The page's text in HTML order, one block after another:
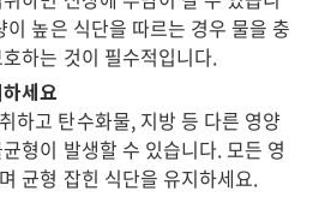
이 높은 식단을 따르는 경우 물을 충
하는 것이 필수적입니다.
세요
하고 탄수화물, 지방 등 다른 영양
형이 발생할 수 있습니다. 모든 영
균형 잡힌 식단을 유지하세요.